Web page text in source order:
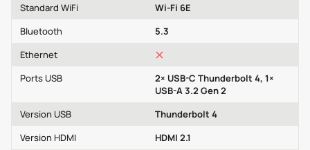
Standard WiFi
Wi-Fi 6E
Bluetooth
5.3
Ethernet
Ports USB
2× USB-C Thunderbolt 4, 1×
USB-A 3.2 Gen 2
Version USB
Thunderbolt 4
Version HDMI
HDMI 2.1